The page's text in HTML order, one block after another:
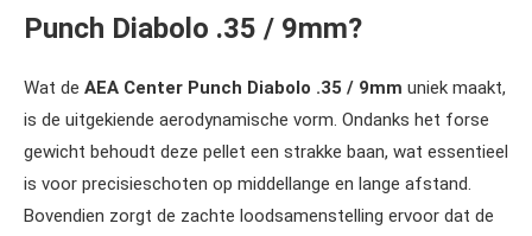
Punch Diabolo .35 / 9mm?
Wat de AEA Center Punch Diabolo .35 / 9mm uniek maakt,
is de uitgekiende aerodynamische vorm. Ondanks het forse
gewicht behoudt deze pellet een strakke baan, wat essentieel
is voor precisieschoten op middellange en lange afstand.
Bovendien zorgt de zachte loodsamenstelling ervoor dat de